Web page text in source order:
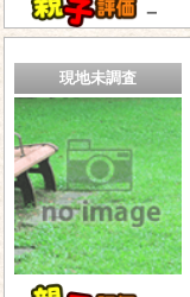
－
現地未調査